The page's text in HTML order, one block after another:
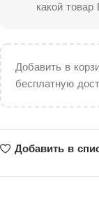
какой товар
Добавить в
бесплатную
Добавить в